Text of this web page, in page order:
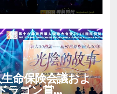
命保険会議およ
ラゴン賞